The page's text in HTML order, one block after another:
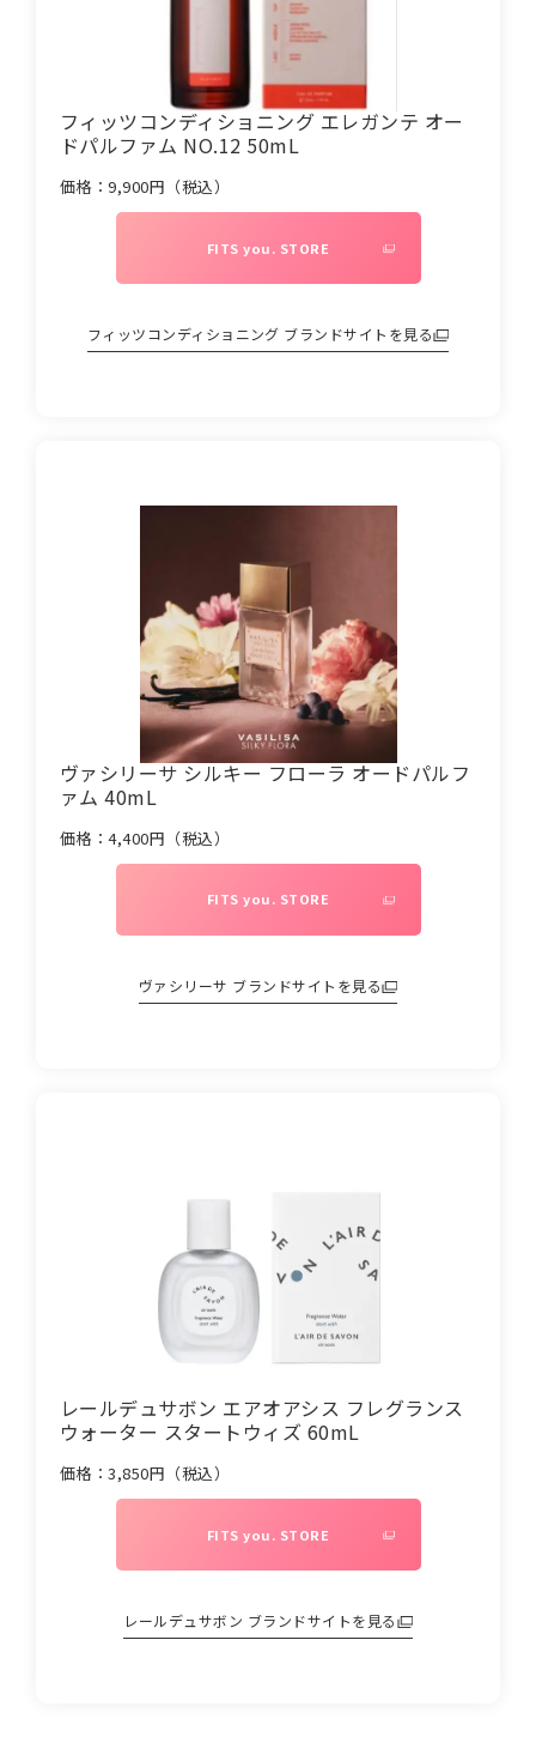
フィッツコンディショニング エレガンテ オー
ドパルファム NO.12 50mL
価格：9,900円（税込）
FITS you. STORE
フィッツコンディショニング ブランドサイトを見る
ヴァシリーサ シルキー フローラ オードパルフ
ァム 40mL
価格：4,400円（税込）
FITS you. STORE
ヴァシリーサ ブランドサイトを見る
レールデュサボン エアオアシス フレグランス
ウォーター スタートウィズ 60mL
価格：3,850円（税込）
FITS you. STORE
レールデュサボン ブランドサイトを見る